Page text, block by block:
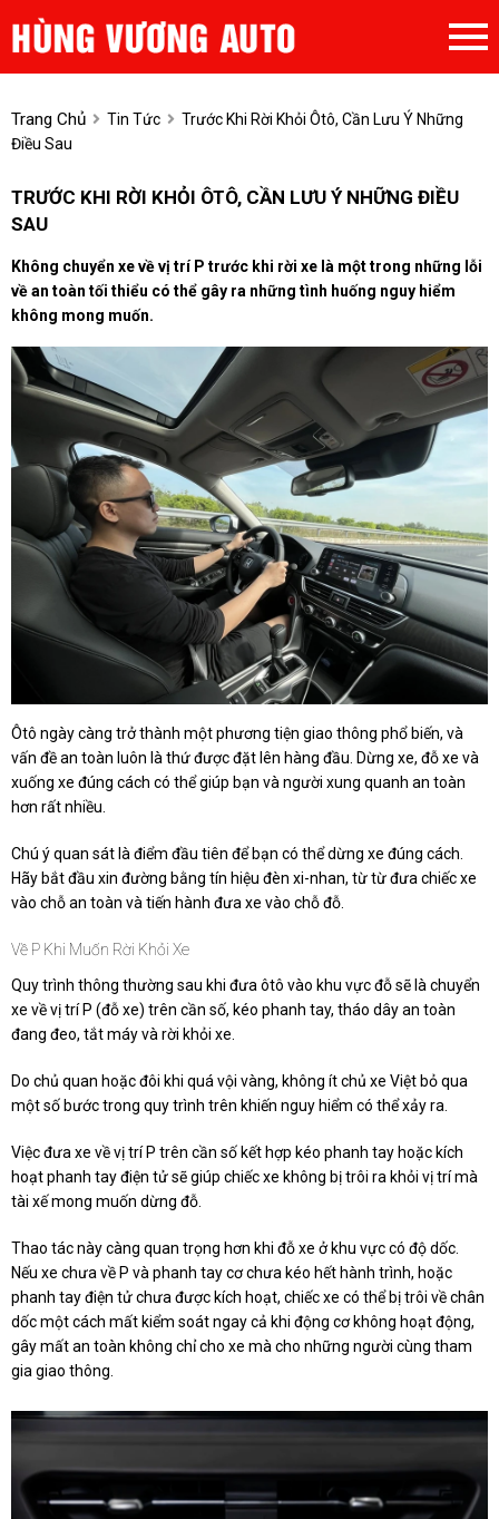
Trang Chủ Tin Tức
Trước Khi Rời Khỏi Ôtô, Cần Lưu Ý Những
Điều Sau
TRƯỚC KHI RỜI KHỎI ÔTÔ, CẦN LƯU Ý NHỮNG ĐIỀU
SAU
Không chuyển xe về vị trí P trước khi rời xe là một trong những lỗi
về an toàn tối thiểu có thể gây ra những tình huống nguy hiểm
không mong muốn.
Ôtô ngày càng trở thành một phương tiện giao thông phổ biến, và
vấn đề an toàn luôn là thứ được đặt lên hàng đầu. Dừng xe, đỗ xe và
xuống xe đúng cách có thể giúp bạn và người xung quanh an toàn
hơn rất nhiều.
Chú ý quan sát là điểm đầu tiên để bạn có thể dừng xe đúng cách.
Hãy bắt đầu xin đường bằng tín hiệu đèn xi-nhan, từ từ đưa chiếc xe
vào chỗ an toàn và tiến hành đưa xe vào chỗ đỗ.
Về P Khi Muốn Rời Khỏi Xe
Quy trình thông thường sau khi đưa ôtô vào khu vực đỗ sẽ là chuyển
xe về vị trí P (đỗ xe) trên cần số, kéo phanh tay, tháo dây an toàn
đang đeo, tắt máy và rời khỏi xe.
Do chủ quan hoặc đôi khi quá vội vàng, không ít chủ xe Việt bỏ qua
một số bước trong quy trình trên khiến nguy hiểm có thể xảy ra.
Việc đưa xe về vị trí P trên cần số kết hợp kéo phanh tay hoặc kích
hoạt phanh tay điện tử sẽ giúp chiếc xe không bị trôi ra khỏi vị trí mà
tài xế mong muốn dừng đỗ.
Thao tác này càng quan trọng hơn khi đỗ xe ở khu vực có độ dốc.
Nếu xe chưa về P và phanh tay cơ chưa kéo hết hành trình, hoặc
phanh tay điện tử chưa được kích hoạt, chiếc xe có thể bị trôi về chân
dốc một cách mất kiểm soát ngay cả khi động cơ không hoạt động,
gây mất an toàn không chỉ cho xe mà cho những người cùng tham
gia giao thông.